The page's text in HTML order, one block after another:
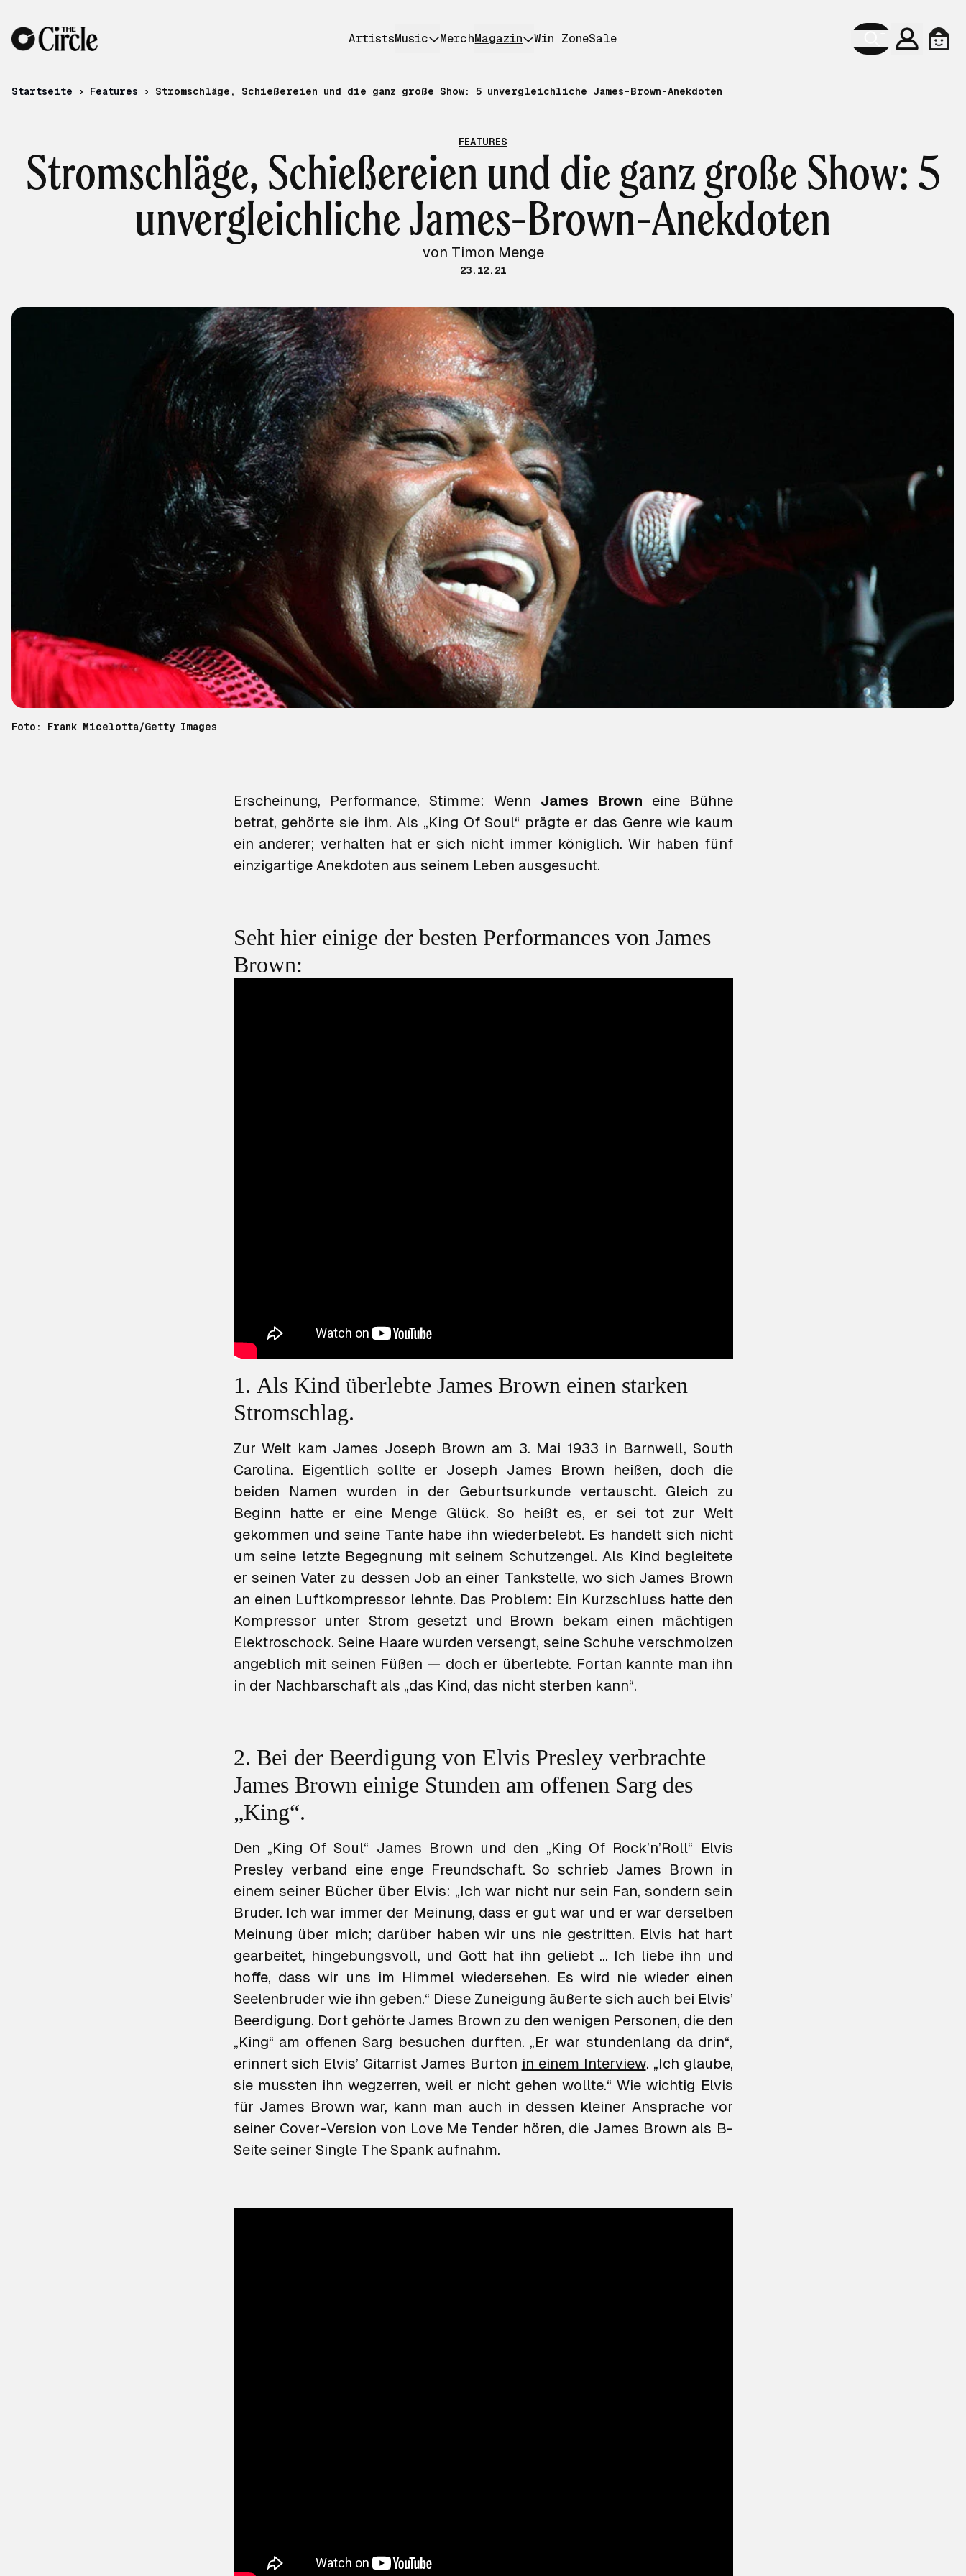
ArtistsMusic MerchMagazin Win ZoneSale
Konto
Startseite › Features › Stromschläge, Schießereien und die ganz große Show: 5 unvergleichliche James-Brown-Anekdoten
FEATURES
Stromschläge, Schießereien und die ganz große Show: 5
unvergleichliche James-Brown-Anekdoten
von Timon Menge
23.12.21
Foto: Frank Micelotta/Getty Images
Erscheinung, Performance, Stimme: Wenn James Brown eine Bühne
betrat, gehörte sie ihm. Als „King Of Soul“ prägte er das Genre wie kaum
ein anderer; verhalten hat er sich nicht immer königlich. Wir haben fünf
einzigartige Anekdoten aus seinem Leben ausgesucht.
Seht hier einige der besten Performances von James
Brown:
1. Als Kind überlebte James Brown einen starken
Stromschlag.
Zur Welt kam James Joseph Brown am 3. Mai 1933 in Barnwell, South
Carolina. Eigentlich sollte er Joseph James Brown heißen, doch die
beiden Namen wurden in der Geburtsurkunde vertauscht. Gleich zu
Beginn hatte er eine Menge Glück. So heißt es, er sei tot zur Welt
gekommen und seine Tante habe ihn wiederbelebt. Es handelt sich nicht
um seine letzte Begegnung mit seinem Schutzengel. Als Kind begleitete
er seinen Vater zu dessen Job an einer Tankstelle, wo sich James Brown
an einen Luftkompressor lehnte. Das Problem: Ein Kurzschluss hatte den
Kompressor unter Strom gesetzt und Brown bekam einen mächtigen
Elektroschock. Seine Haare wurden versengt, seine Schuhe verschmolzen
angeblich mit seinen Füßen — doch er überlebte. Fortan kannte man ihn
in der Nachbarschaft als „das Kind, das nicht sterben kann“.
2. Bei der Beerdigung von Elvis Presley verbrachte
James Brown einige Stunden am offenen Sarg des
„King“.
Den „King Of Soul“ James Brown und den „King Of Rock’n’Roll“ Elvis
Presley verband eine enge Freundschaft. So schrieb James Brown in
einem seiner Bücher über Elvis: „Ich war nicht nur sein Fan, sondern sein
Bruder. Ich war immer der Meinung, dass er gut war und er war derselben
Meinung über mich; darüber haben wir uns nie gestritten. Elvis hat hart
gearbeitet, hingebungsvoll, und Gott hat ihn geliebt … Ich liebe ihn und
hoffe, dass wir uns im Himmel wiedersehen. Es wird nie wieder einen
Seelenbruder wie ihn geben.“ Diese Zuneigung äußerte sich auch bei Elvis’
Beerdigung. Dort gehörte James Brown zu den wenigen Personen, die den
„King“ am offenen Sarg besuchen durften. „Er war stundenlang da drin“,
erinnert sich Elvis’ Gitarrist James Burton in einem Interview. „Ich glaube,
sie mussten ihn wegzerren, weil er nicht gehen wollte.“ Wie wichtig Elvis
für James Brown war, kann man auch in dessen kleiner Ansprache vor
seiner Cover-Version von Love Me Tender hören, die James Brown als B-
Seite seiner Single The Spank aufnahm.